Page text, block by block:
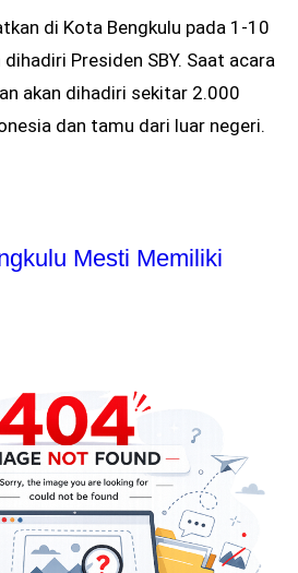
di Kota Bengkulu pada 1-10
Presiden SBY. Saat acara
akan dihadiri sekitar 2.000
dan tamu dari luar negeri.
Mesti Memiliki